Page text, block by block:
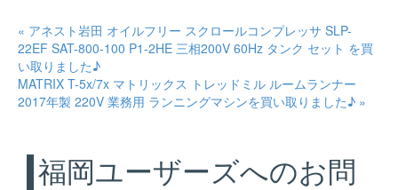
« アネスト岩田 オイルフリー スクロールコンプレッサ SLP-
22EF SAT-800-100 P1-2HE 三相200V 60Hz タンク セット を買
い取りました♪
MATRIX T-5x/7x マトリックス トレッドミル ルームランナー
2017年製 220V 業務用 ランニングマシンを買い取りました♪ »
福岡ユーザーズへのお問